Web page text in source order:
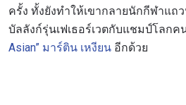
ครั้ง ทั้งยังทำให้เขากลายนักกีฬาแถ
บัลลังก์รุ่นเฟเธอร์เวตกับแชมป์โลกค
Asian” มาร์ติน เหงียน อีกด้วย